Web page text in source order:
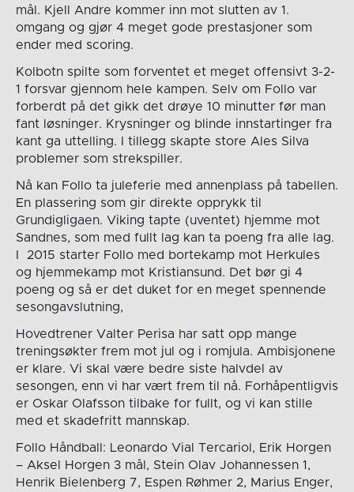
mål. Kjell Andre kommer inn mot slutten av 1.
omgang og gjør 4 meget gode prestasjoner som
ender med scoring.
Kolbotn spilte som forventet et meget offensivt 3-2-
1 forsvar gjennom hele kampen. Selv om Follo var
forberdt på det gikk det drøye 10 minutter før man
fant løsninger. Krysninger og blinde innstartinger fra
kant ga uttelling. I tillegg skapte store Ales Silva
problemer som strekspiller.
Nå kan Follo ta juleferie med annenplass på tabellen.
En plassering som gir direkte opprykk til
Grundigligaen. Viking tapte (uventet) hjemme mot
Sandnes, som med fullt lag kan ta poeng fra alle lag.
I 2015 starter Follo med bortekamp mot Herkules
og hjemmekamp mot Kristiansund. Det bør gi 4
poeng og så er det duket for en meget spennende
sesongavslutning,
Hovedtrener Valter Perisa har satt opp mange
treningsøkter frem mot jul og i romjula. Ambisjonene
er klare. Vi skal være bedre siste halvdel av
sesongen, enn vi har vært frem til nå. Forhåpentligvis
er Oskar Olafsson tilbake for fullt, og vi kan stille
med et skadefritt mannskap.
Follo Håndball: Leonardo Vial Tercariol, Erik Horgen
– Aksel Horgen 3 mål, Stein Olav Johannessen 1,
Henrik Bielenberg 7, Espen Røhmer 2, Marius Enger,